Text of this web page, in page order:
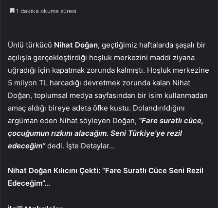
1 dakika okuma süresi
Ünlü türkücü Nihat Doğan, geçtiğimiz haftalarda şaşalı bir
açılışla gerçekleştirdiği hoşluk merkezini maddi ziyana
uğradığı için kapatmak zorunda kalmıştı. Hoşluk merkezine
5 milyon TL harcadığı devretmek zorunda kalan Nihat
Doğan, toplumsal medya sayfasından bir isim kullanmadan
amaç aldığı bireye adeta öfke kustu. Dolandırıldığını
argüman eden Nihat söyleyen Doğan, “Fare suratlı cüce,
çocuğumun rızkını alacağım. Seni Türkiye’ye rezil
edeceğim” dedi. İşte Detaylar…
Nihat Doğan Kılıcını Çekti: “Fare Suratlı Cüce Seni Rezil
Edeceğim”…